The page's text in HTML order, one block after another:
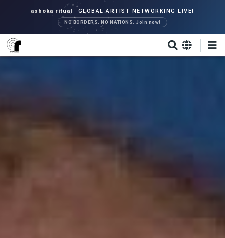
zum
Inhalt
ashoka ritual – GLOBAL ARTIST NETWORKING LIVE!
NO BORDERS. NO NATIONS. Join now!